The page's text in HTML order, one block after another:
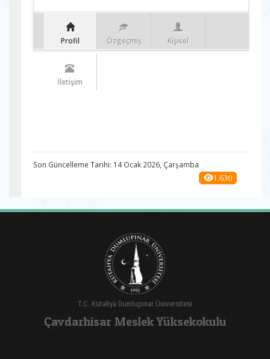
Profil Özgeçmiş Kişisel
İletişim
Son Güncelleme Tarihi: 14 Ocak 2026, Çarşamba
1.630
T.C. Kütahya Dumlupınar Üniversitesi
Çavdarhisar Meslek Yüksekokulu